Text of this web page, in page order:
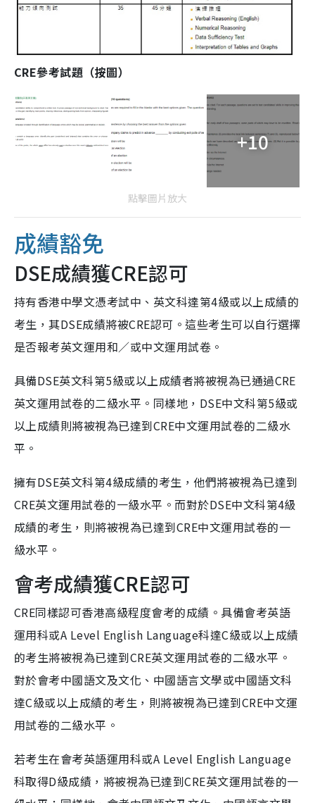
CRE參考試題（按圖）
+10
點擊圖片放大
成績豁免
DSE成績獲CRE認可
持有香港中學文憑考試中、英文科達第4級或以上成績的
考生，其DSE成績將被CRE認可。這些考生可以自行選擇
是否報考英文運用和／或中文運用試卷。
具備DSE英文科第5級或以上成績者將被視為已通過CRE
英文運用試卷的二級水平。同樣地，DSE中文科第5級或
以上成績則將被視為已達到CRE中文運用試卷的二級水
平。
擁有DSE英文科第4級成績的考生，他們將被視為已達到
CRE英文運用試卷的一級水平。而對於DSE中文科第4級
成績的考生，則將被視為已達到CRE中文運用試卷的一
級水平。
會考成績獲CRE認可
CRE同樣認可香港高級程度會考的成績。具備會考英語
運用科或A Level English Language科達C級或以上成績
的考生將被視為已達到CRE英文運用試卷的二級水平。
對於會考中國語文及文化、中國語言文學或中國語文科
達C級或以上成績的考生，則將被視為已達到CRE中文運
用試卷的二級水平。
若考生在會考英語運用科或A Level English Language
科取得D級成績，將被視為已達到CRE英文運用試卷的一